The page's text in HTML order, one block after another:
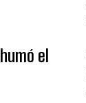
el